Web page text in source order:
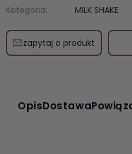
Kategoria:
MILK SHAKE
zapytaj o produkt
OpisDostawa